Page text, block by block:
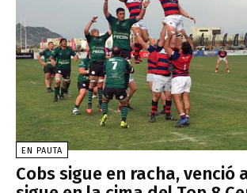
EN PAUTA
Cobs sigue en racha, venció